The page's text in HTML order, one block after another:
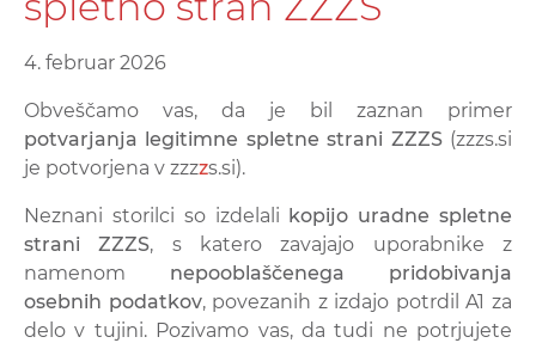
4. februar 2026
Obveščamo vas, da je bil zaznan primer
potvarjanja legitimne spletne strani ZZZS (zzzs.si
je potvorjena v zzzzs.si).
Neznani storilci so izdelali kopijo uradne spletne
strani ZZZS, s katero zavajajo uporabnike z
namenom nepooblaščenega pridobivanja
osebnih podatkov, povezanih z izdajo potrdil A1 za
delo v tujini. Pozivamo vas, da tudi ne potrjujete